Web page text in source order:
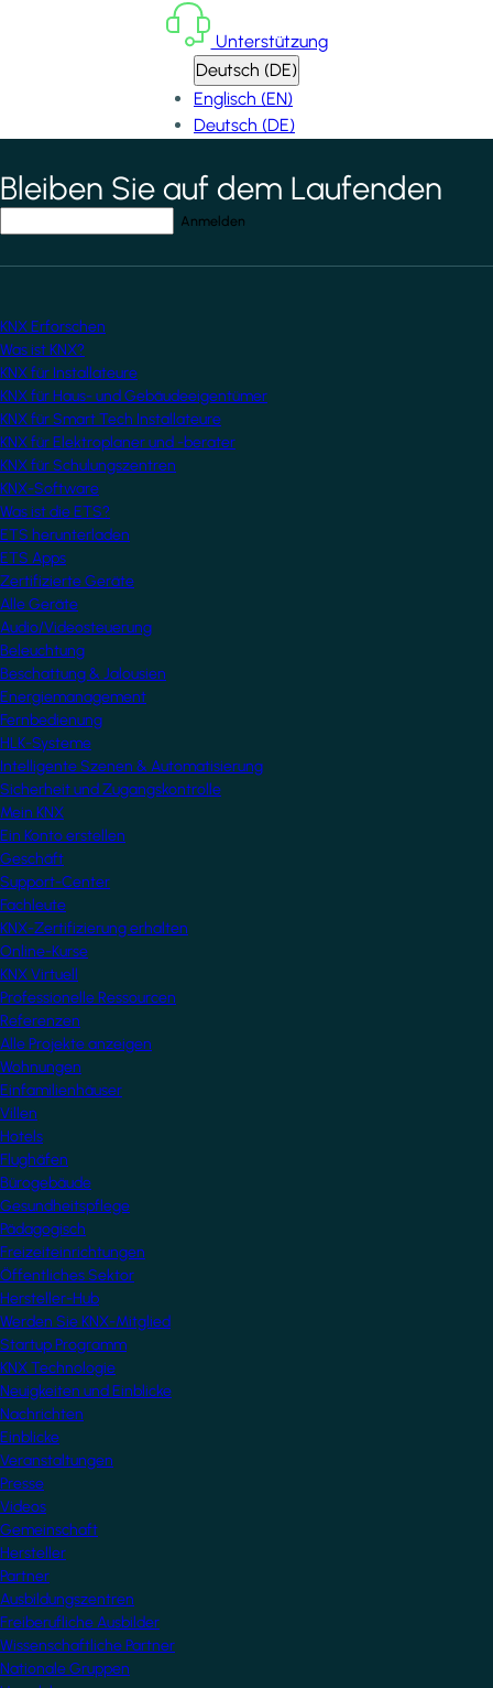
Unterstützung
Deutsch (DE)
Englisch (EN)
Deutsch (DE)
*indicates required field
Bleiben Sie auf dem Laufenden
KNX Erforschen
Was ist KNX?
KNX für Installateure
KNX für Haus- und Gebäudeeigentümer
KNX für Smart Tech Installateure
KNX für Elektroplaner und -berater
KNX für Schulungszentren
KNX-Software
Was ist die ETS?
ETS herunterladen
ETS Apps
Zertifizierte Geräte
Alle Geräte
Audio/Videosteuerung
Beleuchtung
Beschattung & Jalousien
Energiemanagement
Fernbedienung
HLK-Systeme
Intelligente Szenen & Automatisierung
Sicherheit und Zugangskontrolle
Mein KNX
Ein Konto erstellen
Geschäft
Support-Center
Fachleute
KNX-Zertifizierung erhalten
Online-Kurse
KNX Virtuell
Professionelle Ressourcen
Referenzen
Alle Projekte anzeigen
Wohnungen
Einfamilienhäuser
Villen
Hotels
Flughäfen
Bürogebäude
Gesundheitspflege
Pädagogisch
Freizeiteinrichtungen
Öffentliches Sektor
Hersteller-Hub
Werden Sie KNX-Mitglied
Startup Programm
KNX Technologie
Neuigkeiten und Einblicke
Nachrichten
Einblicke
Veranstaltungen
Presse
Videos
Gemeinschaft
Hersteller
Partner
Ausbildungszentren
Freiberufliche Ausbilder
Wissenschaftliche Partner
Nationale Gruppen